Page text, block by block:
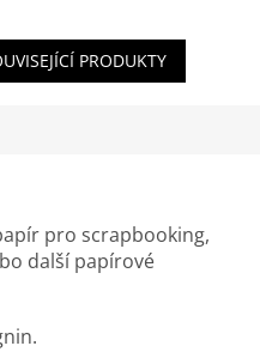
PRODUKTY
pro scrapbooking,
další papírové